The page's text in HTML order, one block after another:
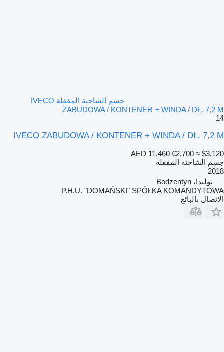
جسم الشاحنة المقفلة IVECO
ZABUDOWA / KONTENER + WINDA / DŁ. 7,2 M
14
IVECO ZABUDOWA / KONTENER + WINDA / DŁ. 7,2 M
AED 11,460 €2,700 ≈ $3,120
جسم الشاحنة المقفلة
2018
بولندا، Bodzentyn
P.H.U. "DOMAŃSKI" SPÓŁKA KOMANDYTOWA
الاتصال بالبائع